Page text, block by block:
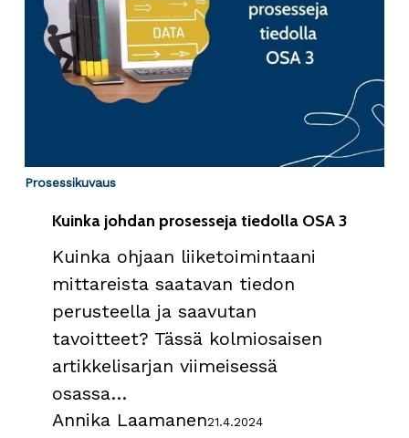
Prosessikuvaus
Kuinka johdan prosesseja tiedolla OSA 3
Kuinka ohjaan liiketoimintaani
mittareista saatavan tiedon
perusteella ja saavutan
tavoitteet? Tässä kolmiosaisen
artikkelisarjan viimeisessä
osassa…
Annika Laamanen21.4.2024